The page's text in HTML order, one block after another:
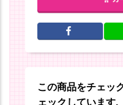
この商品をチェッ
ェックしています.